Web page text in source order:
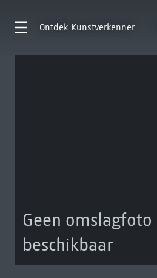
Ontdek Kunstverkenner
Geen omslagfoto
beschikbaar